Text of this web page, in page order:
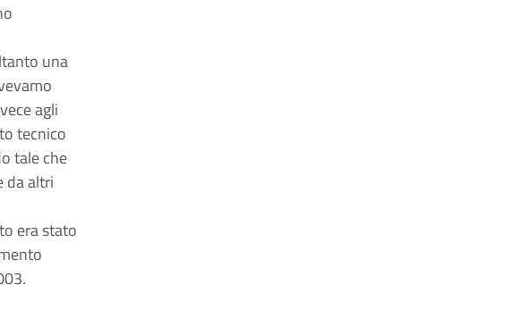
una
agli
tecnico
tale che
da altri
era stato